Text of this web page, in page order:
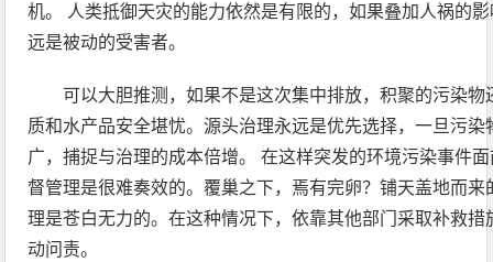
机。 人类抵御天灾的能力依然是有限的，如果叠加人祸的
远是被动的受害者。
可以大胆推测，如果不是这次集中排放，积聚的污染
质和水产品安全堪忧。源头治理永远是优先选择，一旦污
广，捕捉与治理的成本倍增。 在这样突发的环境污染事件
督管理是很难奏效的。覆巢之下，焉有完卵？铺天盖地而
理是苍白无力的。在这种情况下，依靠其他部门采取补救
动问责。